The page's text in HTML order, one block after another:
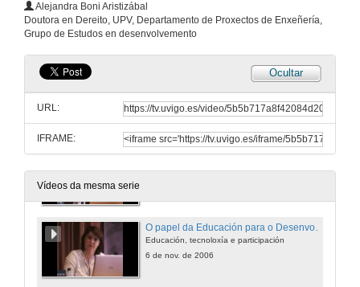
Alejandra Boni Aristizábal
Doutora en Dereito, UPV, Departamento de Proxectos de Enxeñería,
Grupo de Estudos en desenvolvemento
Ocultar
URL:
IFRAME:
Vídeos da mesma serie
O papel das Enerxías Renovables no Desenvolvemento Humano
Sesión de apertura
6 de nov. de 2006
Os obxectivos de Desenvolvemento do Milenio
O papel da Educación para o Desenvolvemento
Educación, tecnoloxía e participación
6 de nov. de 2006